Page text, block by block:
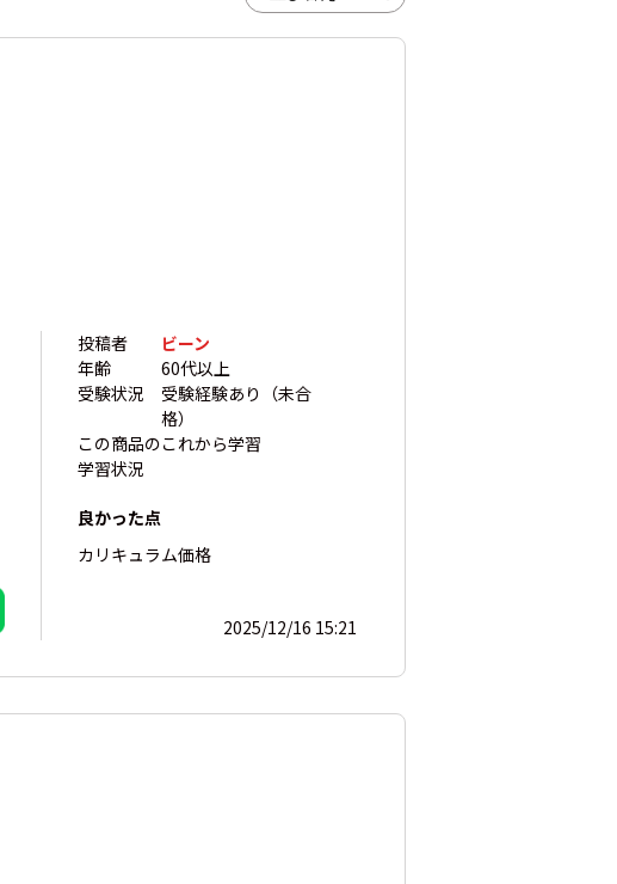
投稿者
ビーン
年齢
60代以上
受験状況
受験経験あり（未合
格）
この商品の
学習状況
これから学習
良かった点
カリキュラム価格
2025/12/16 15:21